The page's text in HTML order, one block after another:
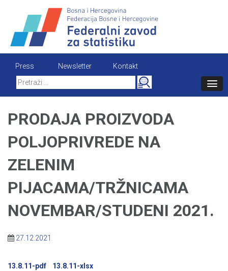
content
Press Newsletter
Kontakt
Search
for:
PRODAJA PROIZVODA
POLJOPRIVREDE NA
ZELENIM
PIJACAMA/TRŽNICAMA
NOVEMBAR/STUDENI 2021.
27.12.2021
13.8.11-pdf 13.8.11-xlsx